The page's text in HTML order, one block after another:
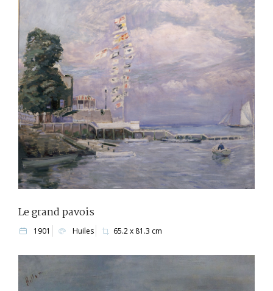
Le grand pavois
1901 Huiles 65.2 x 81.3 cm